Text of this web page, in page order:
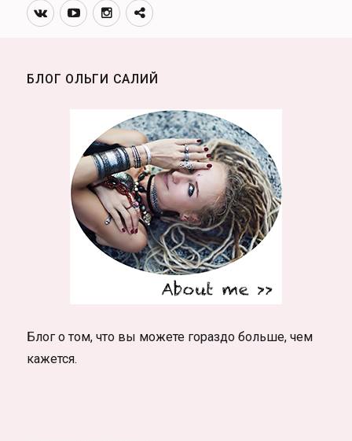
Вконтакте
YoutubeИнстаграмм
Телеграм
БЛОГ ОЛЬГИ САЛИЙ
Блог о том, что вы можете гораздо больше, чем
кажется.